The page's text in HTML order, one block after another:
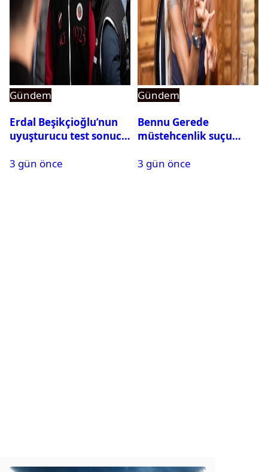
Gündem
Erdal Beşikçioğlu’nun
uyuşturucu test sonucu
3 gün önce
Gündem
Bennu Gerede
müstehcenlik suçu
alındı
3 gün önce